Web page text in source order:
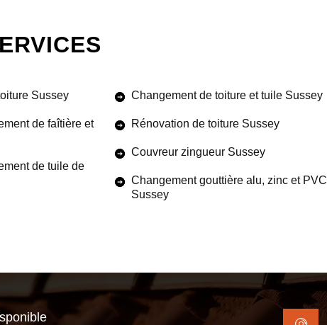
Sussey
de faîtière et
de tuile de
Changement de toiture et tuile Sussey
Rénovation de toiture Sussey
Couvreur zingueur Sussey
Changement gouttière alu, zinc et PVC
Sussey